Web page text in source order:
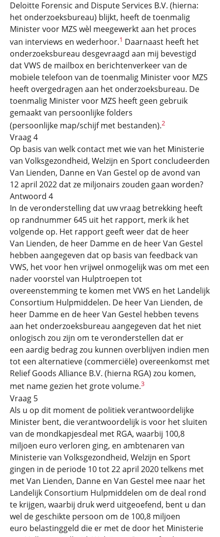
Deloitte Forensic and Dispute Services B.V. (hierna:
het onderzoeksbureau) blijkt, heeft de toenmalig
Minister voor MZS wèl meegewerkt aan het proces
van interviews en wederhoor.1 Daarnaast heeft het
onderzoeksbureau desgevraagd aan mij bevestigd
dat VWS de mailbox en berichtenverkeer van de
mobiele telefoon van de toenmalig Minister voor MZS
heeft overgedragen aan het onderzoeksbureau. De
toenmalig Minister voor MZS heeft geen gebruik
gemaakt van persoonlijke folders
(persoonlijke map/schijf met bestanden).2
Vraag 4
Op basis van welk contact met wie van het Ministerie
van Volksgezondheid, Welzijn en Sport concludeerden
Van Lienden, Danne en Van Gestel op de avond van
12 april 2022 dat ze miljonairs zouden gaan worden?
Antwoord 4
In de veronderstelling dat uw vraag betrekking heeft
op randnummer 645 uit het rapport, merk ik het
volgende op. Het rapport geeft weer dat de heer
Van Lienden, de heer Damme en de heer Van Gestel
hebben aangegeven dat op basis van feedback van
VWS, het voor hen vrijwel onmogelijk was om met een
nader voorstel van Hulptroepen tot
overeenstemming te komen met VWS en het Landelijk
Consortium Hulpmiddelen. De heer Van Lienden, de
heer Damme en de heer Van Gestel hebben tevens
aan het onderzoeksbureau aangegeven dat het niet
onlogisch zou zijn om te veronderstellen dat er
een aardig bedrag zou kunnen overblijven indien men
tot een alternatieve (commerciële) overeenkomst met
Relief Goods Alliance B.V. (hierna RGA) zou komen,
met name gezien het grote volume.3
Vraag 5
Als u op dit moment de politiek verantwoordelijke
Minister bent, die verantwoordelijk is voor het sluiten
van de mondkapjesdeal met RGA, waarbij 100,8
miljoen euro verloren ging, en ambtenaren van
Ministerie van Volksgezondheid, Welzijn en Sport
gingen in de periode 10 tot 22 april 2020 telkens met
met Van Lienden, Danne en Van Gestel mee naar het
Landelijk Consortium Hulpmiddelen om de deal rond
te krijgen, waarbij druk werd uitgeoefend, bent u dan
wel de geschikte persoon om de 100,8 miljoen
euro belastinggeld die er met de door het Ministerie